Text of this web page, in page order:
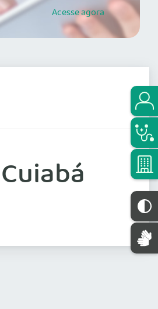
Acesseagora